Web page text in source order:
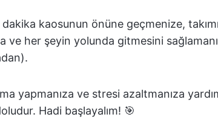
kaosunun önüne geçmenize,
ve her şeyin yolunda gitmesini
yapmanıza ve stresi azaltmanıza
Hadi başlayalım! 🎯